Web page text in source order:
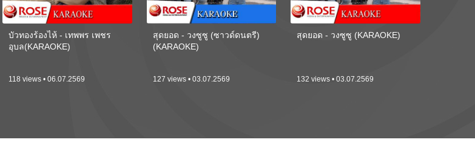
บัวทองร้องไห้ - เทพพร เพชร
อุบล(KARAOKE)
118 views • 06.07.2569
สุดยอด - วงซูซู (ซาวด์ดนตรี)
(KARAOKE)
127 views • 03.07.2569
สุดยอด - วงซูซู (KARAOKE)
132 views • 03.07.2569